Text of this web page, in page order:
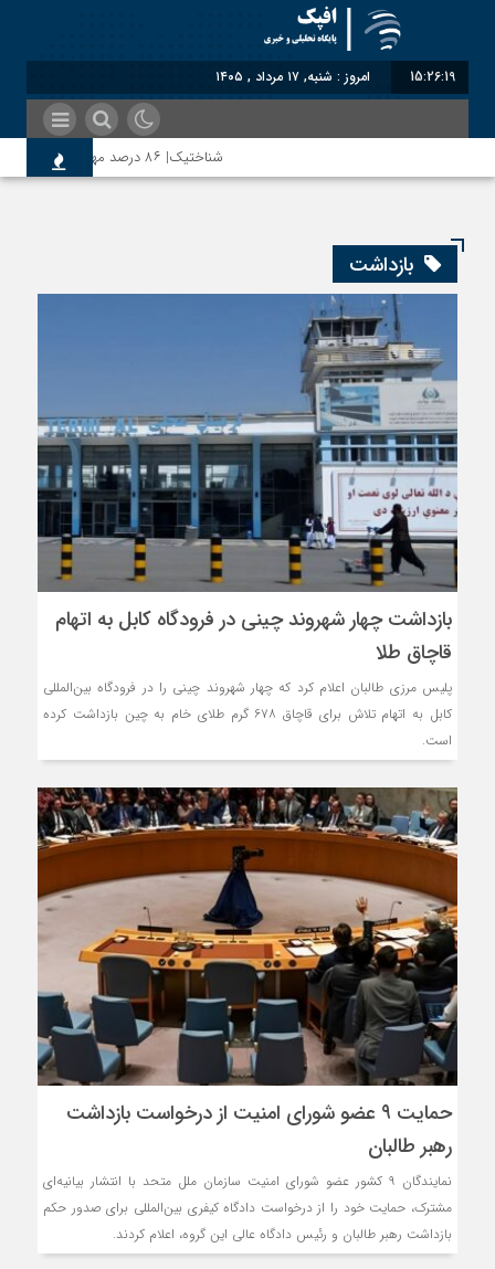
15:26:20 امروز : شنبه, ۱۷ مرداد , ۱۴۰۵
شناختیک| ۸۶ درصد مهاجران حامی ایران در جنگ؛ ۷۵ درصد مهاجران دولت چهاردهم را خیرخواه خود نمی‌دانند
بازداشت
بازداشت چهار شهروند چینی در فرودگاه کابل به اتهام
قاچاق طلا
پلیس مرزی طالبان اعلام کرد که چهار شهروند چینی را در فرودگاه بین‌المللی
کابل به اتهام تلاش برای قاچاق ۶۷۸ گرم طلای خام به چین بازداشت کرده
است.
حمایت ۹ عضو شورای امنیت از درخواست بازداشت
رهبر طالبان
نمایندگان ۹ کشور عضو شورای امنیت سازمان ملل متحد با انتشار بیانیه‌ای
مشترک، حمایت خود را از درخواست دادگاه کیفری بین‌المللی برای صدور حکم
بازداشت رهبر طالبان و رئیس دادگاه عالی این گروه، اعلام کردند.